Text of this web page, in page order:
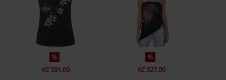
%
Kč 591,00
%
Kč 327,00